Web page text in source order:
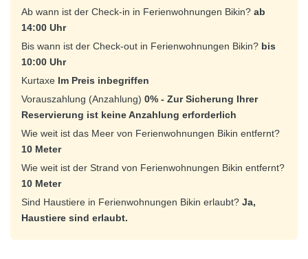
Ab wann ist der Check-in in Ferienwohnungen Bikin? ab
14:00 Uhr
Bis wann ist der Check-out in Ferienwohnungen Bikin? bis
10:00 Uhr
Kurtaxe Im Preis inbegriffen
Vorauszahlung (Anzahlung) 0% - Zur Sicherung Ihrer
Reservierung ist keine Anzahlung erforderlich
Wie weit ist das Meer von Ferienwohnungen Bikin entfernt?
10 Meter
Wie weit ist der Strand von Ferienwohnungen Bikin entfernt?
10 Meter
Sind Haustiere in Ferienwohnungen Bikin erlaubt? Ja,
Haustiere sind erlaubt.